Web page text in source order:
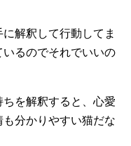
解釈して行動してま
るのでそれでいいの
を解釈すると、心愛
分かりやすい猫だな